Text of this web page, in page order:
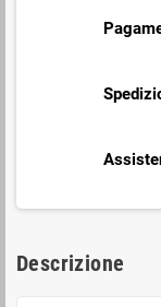
Descrizione